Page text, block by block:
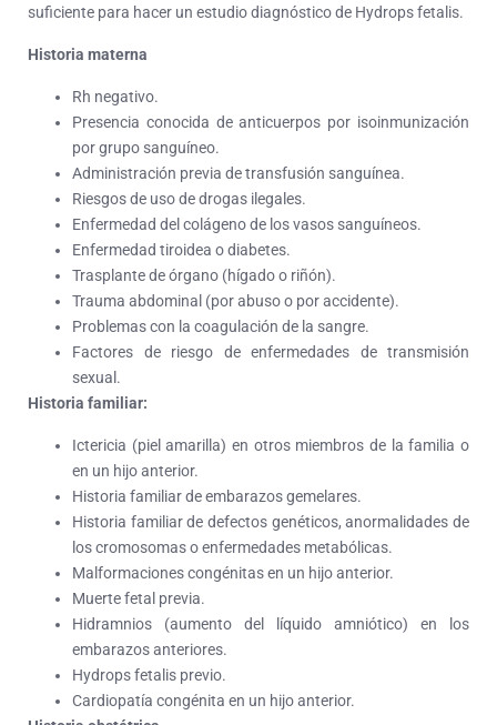
suficiente para hacer un estudio diagnóstico de Hydrops fetalis.
Historia materna
Rh negativo.
Presencia conocida de anticuerpos por isoinmunización
por grupo sanguíneo.
Administración previa de transfusión sanguínea.
Riesgos de uso de drogas ilegales.
Enfermedad del colágeno de los vasos sanguíneos.
Enfermedad tiroidea o diabetes.
Trasplante de órgano (hígado o riñón).
Trauma abdominal (por abuso o por accidente).
Problemas con la coagulación de la sangre.
Factores de riesgo de enfermedades de transmisión
sexual.
Historia familiar:
Ictericia (piel amarilla) en otros miembros de la familia o
en un hijo anterior.
Historia familiar de embarazos gemelares.
Historia familiar de defectos genéticos, anormalidades de
los cromosomas o enfermedades metabólicas.
Malformaciones congénitas en un hijo anterior.
Muerte fetal previa.
Hidramnios (aumento del líquido amniótico) en los
embarazos anteriores.
Hydrops fetalis previo.
Cardiopatía congénita en un hijo anterior.